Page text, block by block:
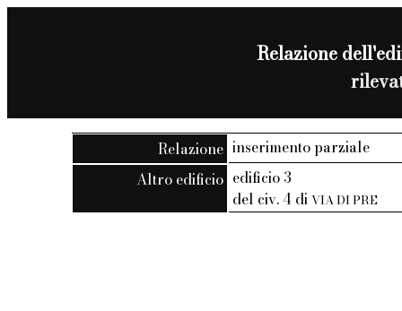
Relazione
Relazione inserimento parziale
Altro edificio edificio 3
del civ. 4 diVIA DI PRE